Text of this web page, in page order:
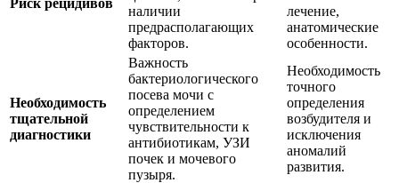
наличии
предрасполагающих
факторов.
лечение,
анатомические
особенности.
Необходимость
тщательной
диагностики
Важность
бактериологического
посева мочи с
определением
чувствительности к
антибиотикам, УЗИ
почек и мочевого
пузыря.
Необходимость
точного
определения
возбудителя и
исключения
аномалий
развития.